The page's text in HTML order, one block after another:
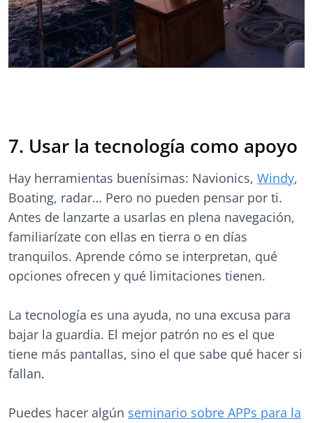
7. Usar la tecnología como apoyo
Hay herramientas buenísimas: Navionics, Windy,
Boating, radar… Pero no pueden pensar por ti.
Antes de lanzarte a usarlas en plena navegación,
familiarízate con ellas en tierra o en días
tranquilos. Aprende cómo se interpretan, qué
opciones ofrecen y qué limitaciones tienen.
La tecnología es una ayuda, no una excusa para
bajar la guardia. El mejor patrón no es el que
tiene más pantallas, sino el que sabe qué hacer si
fallan.
Puedes hacer algún seminario sobre APPs para la